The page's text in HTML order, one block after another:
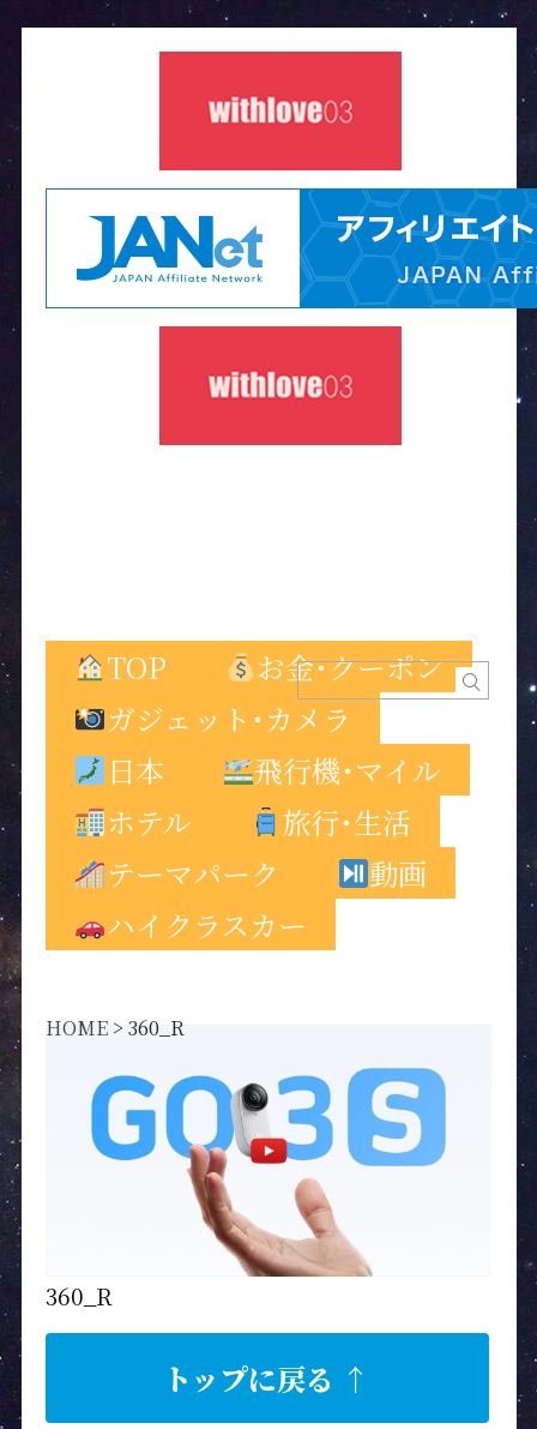
TOP
お金･クーポン
ガジェット･カメラ
日本
飛行機･マイル
ホテル
旅行･生活
テーマパーク
動画
ハイクラスカー
HOME> 360_R
360_R
トップに戻る ↑